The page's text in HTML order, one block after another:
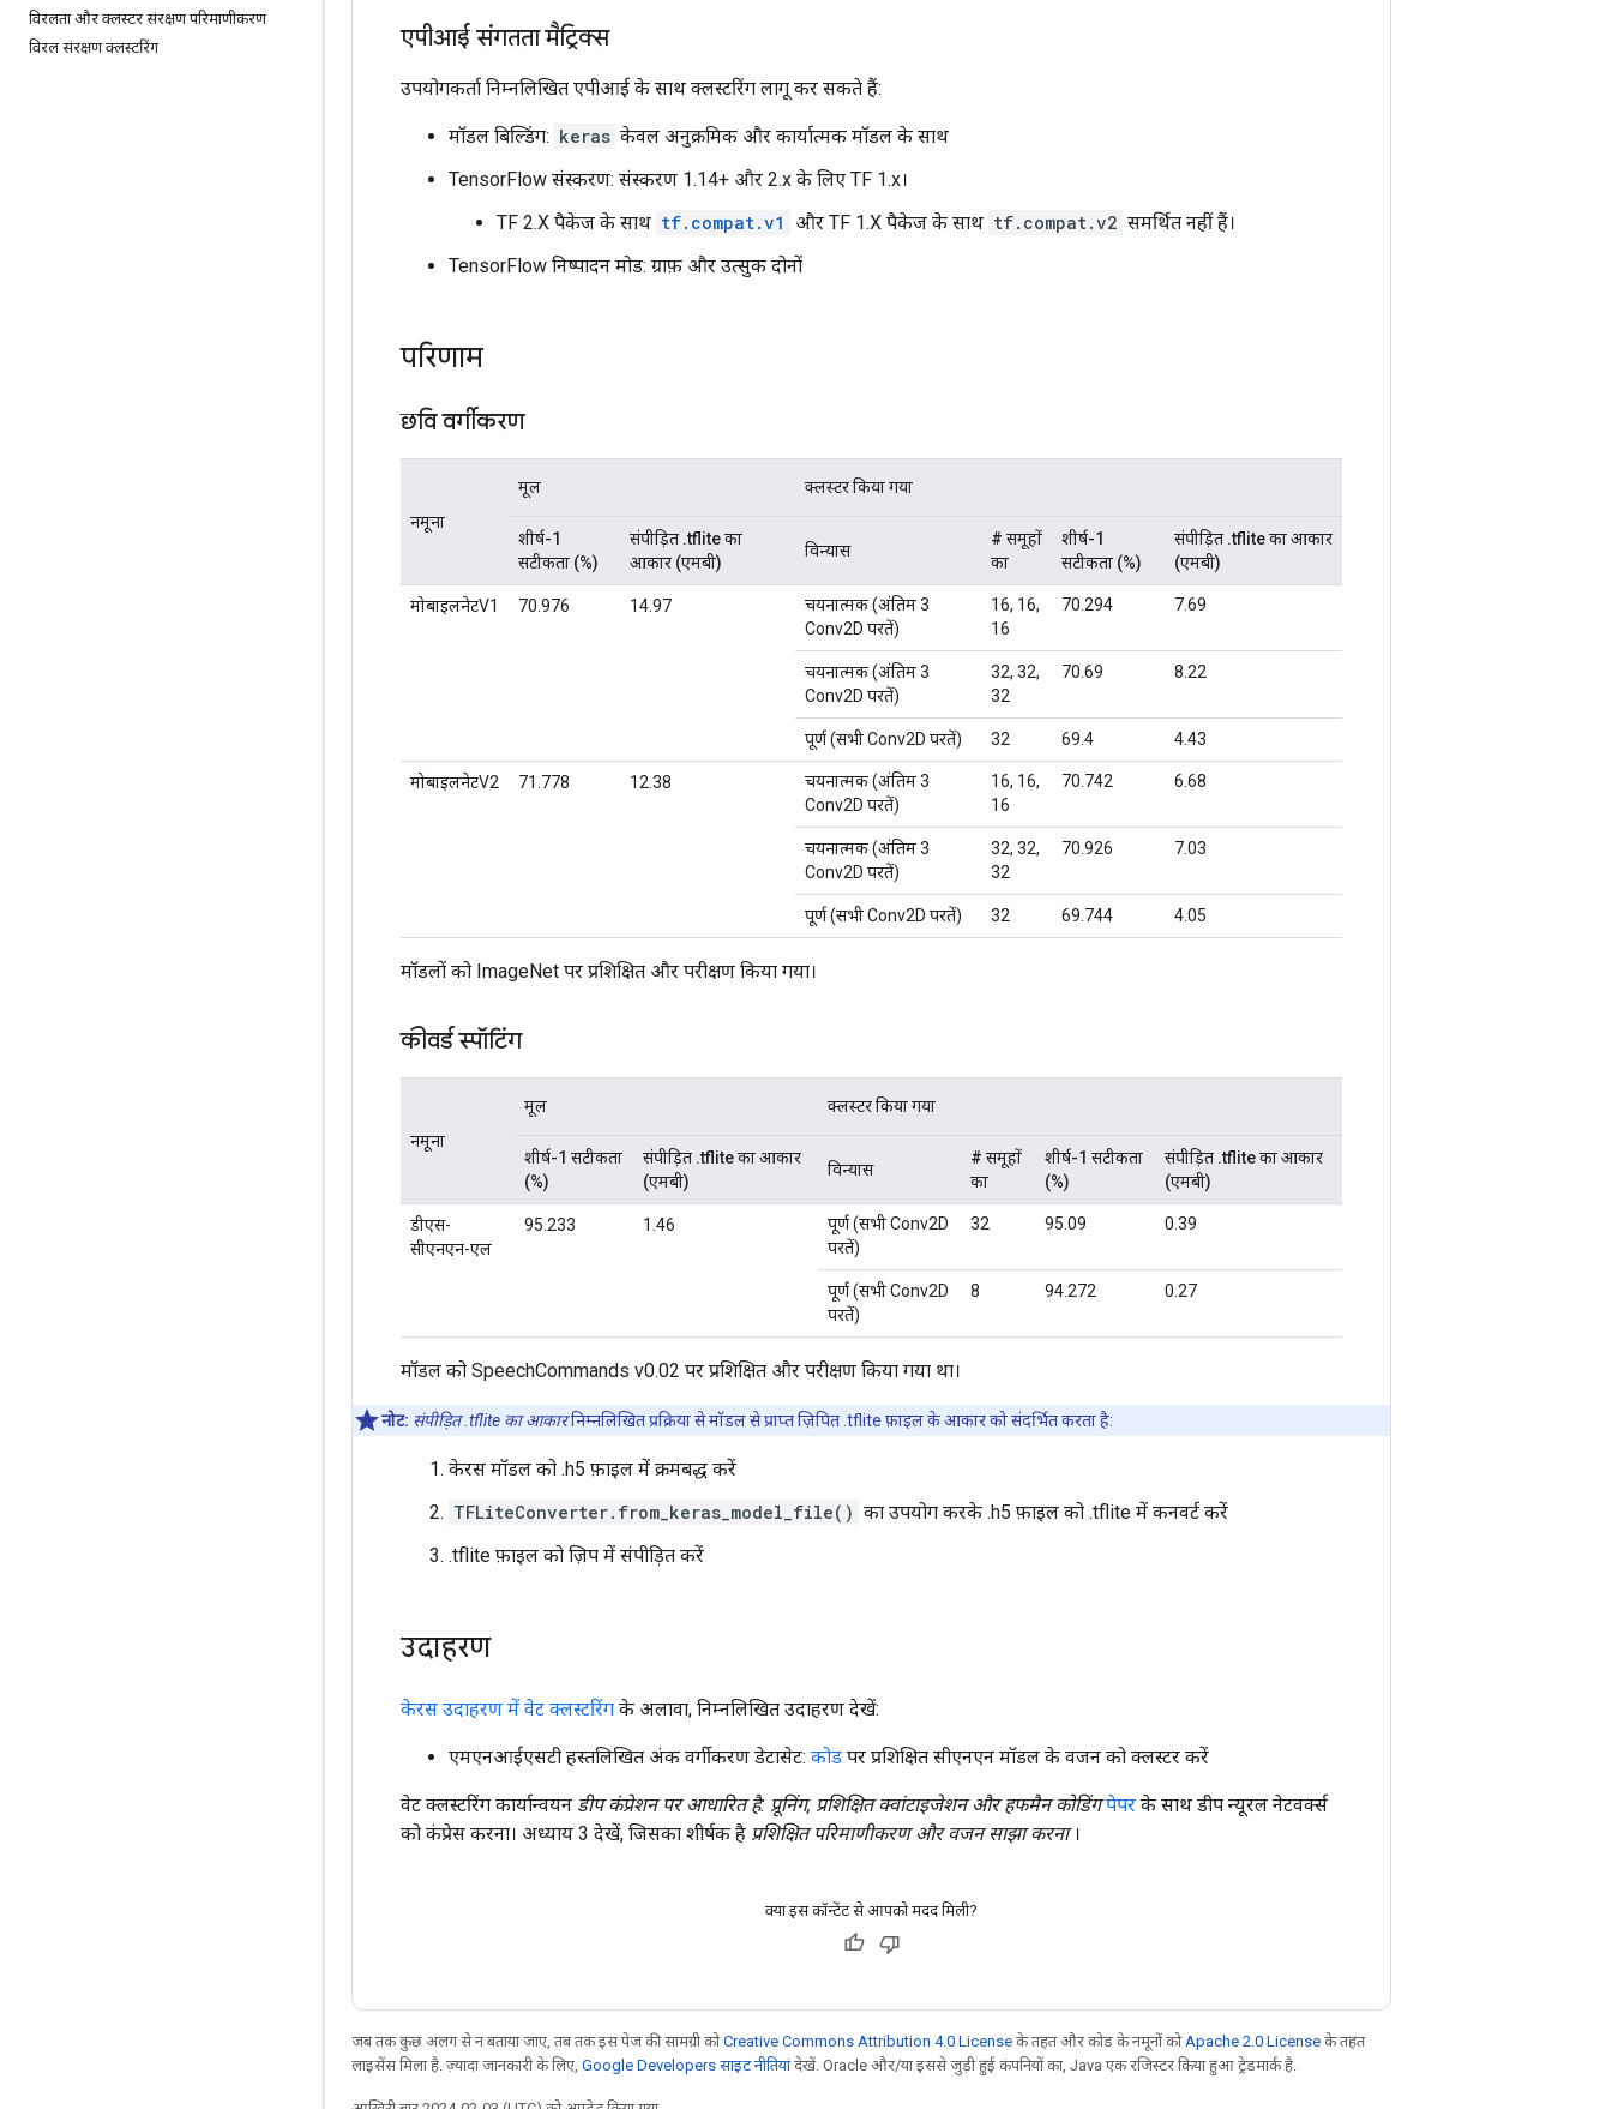
विरलता और क्लस्टर संरक्षण परिमाणीकरण
विरल संरक्षण क्लस्टरिंग
एपीआई संगतता मैट्रिक्स
उपयोगकर्ता निम्नलिखित एपीआई के साथ क्लस्टरिंग लागू कर सकते हैं:
मॉडल बिल्डिंग: keras केवल अनुक्रमिक और कार्यात्मक मॉडल के साथ
TensorFlow संस्करण: संस्करण 1.14+ और 2.x के लिए TF 1.x।
TF 2.X पैकेज के साथ tf.compat.v1 और TF 1.X पैकेज के साथ tf.compat.v2 समर्थित नहीं हैं।
TensorFlow निष्पादन मोड: ग्राफ़ और उत्सुक दोनों
परिणाम
छवि वर्गीकरण
नमूना
मूल क्लस्टर किया गया
शीर्ष-1
सटीकता (%)
संपीड़ित .tflite का
आकार (एमबी)
विन्यास
# समूहों
का
शीर्ष-1
सटीकता (%)
संपीड़ित .tflite का आकार
(एमबी)
मोबाइलनेटV1 70.976 14.97
चयनात्मक (अंतिम 3
Conv2D परतें)
16, 16,
16
70.294 7.69
चयनात्मक (अंतिम 3
Conv2D परतें)
32, 32,
32
70.69 8.22
पूर्ण (सभी Conv2D परतें) 32 69.4 4.43
मोबाइलनेटV2 71.778 12.38
चयनात्मक (अंतिम 3
Conv2D परतें)
16, 16,
16
70.742 6.68
चयनात्मक (अंतिम 3
Conv2D परतें)
32, 32,
32
70.926 7.03
पूर्ण (सभी Conv2D परतें) 32 69.744 4.05
मॉडलों को ImageNet पर प्रशिक्षित और परीक्षण किया गया।
कीवर्ड स्पॉटिंग
नमूना
मूल क्लस्टर किया गया
शीर्ष-1 सटीकता
(%)
संपीड़ित .tflite का आकार
(एमबी)
विन्यास
# समूहों
का
शीर्ष-1 सटीकता
(%)
संपीड़ित .tflite का आकार
(एमबी)
डीएस-
सीएनएन-एल
95.233 1.46
पूर्ण (सभी Conv2D
परतें)
32 95.09 0.39
पूर्ण (सभी Conv2D
परतें)
8 94.272 0.27
मॉडल को SpeechCommands v0.02 पर प्रशिक्षित और परीक्षण किया गया था।
नोट: संपीड़ित .tflite का आकारनिम्नलिखित प्रक्रिया से मॉडल से प्राप्त ज़िपित .tflite फ़ाइल के आकार को संदर्भित करता है:
केरस मॉडल को .h5 फ़ाइल में क्रमबद्ध करें
TFLiteConverter.from_keras_model_file() का उपयोग करके .h5 फ़ाइल को .tflite में कनवर्ट करें
.tflite फ़ाइल को ज़िप में संपीड़ित करें
उदाहरण
केरस उदाहरण में वेट क्लस्टरिंग के अलावा, निम्नलिखित उदाहरण देखें:
एमएनआईएसटी हस्तलिखित अंक वर्गीकरण डेटासेट: कोड पर प्रशिक्षित सीएनएन मॉडल के वजन को क्लस्टर करें
वेट क्लस्टरिंग कार्यान्वयन डीप कंप्रेशन पर आधारित है: प्रूनिंग, प्रशिक्षित क्वांटाइजेशन और हफमैन कोडिंग पेपर के साथ डीप न्यूरल नेटवर्क्स
को कंप्रेस करना। अध्याय 3 देखें, जिसका शीर्षक है प्रशिक्षित परिमाणीकरण और वजन साझा करना।
क्या इस कॉन्टेंट से आपको मदद मिली?
जब तक कुछ अलग से न बताया जाए, तब तक इस पेज की सामग्री कोCreative Commons Attribution 4.0 License के तहत और कोड के नमूनों कोApache 2.0 License के तहत
लाइसेंस मिला है. ज़्यादा जानकारी के लिए, Google Developers साइट नीतियांदेखें. Oracle और/या इससे जुड़ी हुई कंपनियों का, Java एक रजिस्टर किया हुआ ट्रेडमार्क है.